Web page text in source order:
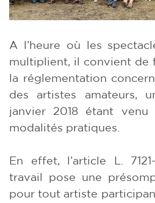
A l’heure où les
multiplient, il convient de
la réglementation
des artistes amateurs,
janvier 2018 étant venu
modalités pratiques.
En effet, l’article L.
travail pose une
pour tout artiste